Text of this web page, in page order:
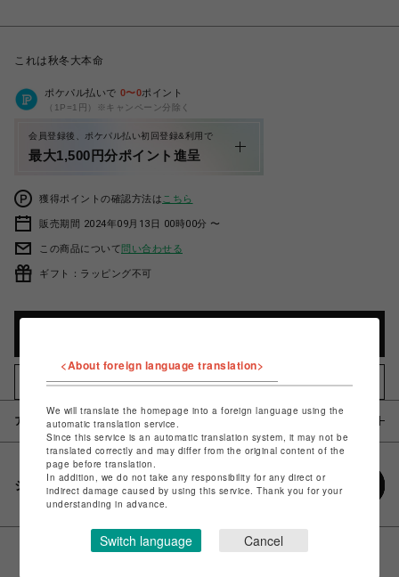
これは秋冬大本命
ポケパル払いで 0〜0ポイント
（1P=1円）※キャンペーン分除く
会員登録後、ポケパル払い初回登録&利用で
最大1,500円分ポイント進呈
獲得ポイントの確認方法は こちら
販売期間 2024年09月13日 00時00分 〜
この商品について問い合わせる
ギフト：ラッピング不可
お気に入りアイテムに追加
アイテム説明 / 素材
シェアする
<About foreign language translation>
We will translate the homepage into a foreign language using the
automatic translation service.
Since this service is an automatic translation system, it may not be
translated correctly and may differ from the original content of the
page before translation.
In addition, we do not take any responsibility for any direct or
indirect damage caused by using this service. Thank you for your
understanding in advance.
Switch language Cancel